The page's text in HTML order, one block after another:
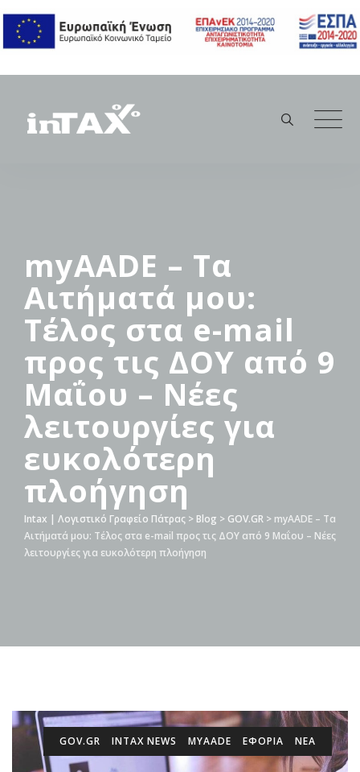
content
myAADE – Τα
Αιτήματά μου:
Τέλος στα e-mail
προς τις ΔΟΥ από 9
Μαΐου – Νέες
λειτουργίες για
ευκολότερη
πλοήγηση
Intax | Λογιστικό Γραφείο Πάτρας > Blog > GOV.GR > myAADE – Τα
Αιτήματά μου: Τέλος στα e-mail προς τις ΔΟΥ από 9 Μαΐου – Νέες
λειτουργίες για ευκολότερη πλοήγηση
GOV.GR INTAX NEWS MYAADE ΕΦΟΡΙΑ ΝΕΑ